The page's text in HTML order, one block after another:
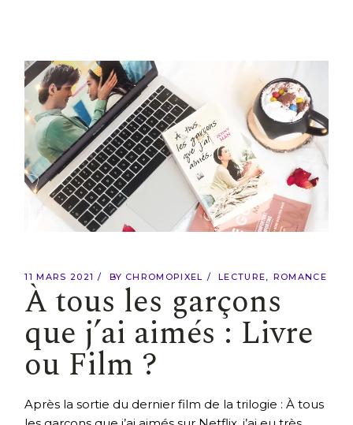
11 MARS 2021 BY CHROMOPIXEL LECTURE ROMANCE
À tous les garçons
que j’ai aimés : Livre
ou Film ?
Après la sortie du dernier film de la trilogie : À tous